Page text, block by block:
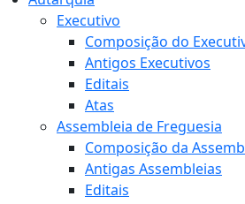
Executivo
Composição do
Antigos Executivos
Editais
Atas
Assembleia de Freguesia
Composição da
Antigas Assembleias
Editais